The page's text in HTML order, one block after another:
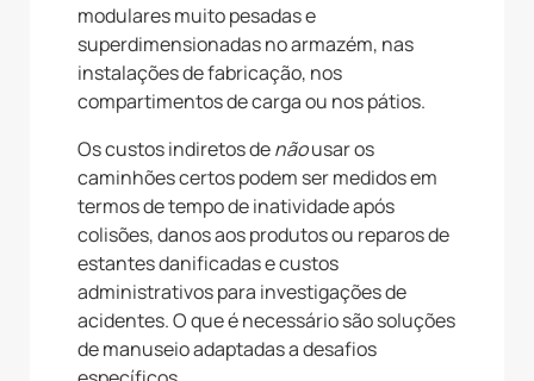
modulares muito pesadas e
superdimensionadas no armazém, nas
instalações de fabricação, nos
compartimentos de carga ou nos pátios.
Os custos indiretos denãousar os
caminhões certos podem ser medidos em
termos de tempo de inatividade após
colisões, danos aos produtos ou reparos de
estantes danificadas e custos
administrativos para investigações de
acidentes. O que é necessário são soluções
de manuseio adaptadas a desafios